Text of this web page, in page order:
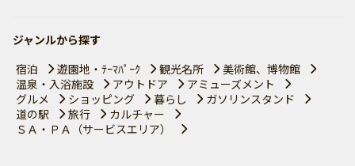
ジャンルから探す
宿泊
遊園地・ﾃｰﾏﾊﾟｰｸ 観光名所
美術館、博物館
温泉・入浴施設
アウトドア
アミューズメント
グルメ
ショッピング 暮らし
ガソリンスタンド
道の駅
旅行
カルチャー
ＳＡ・ＰＡ（サービスエリア）